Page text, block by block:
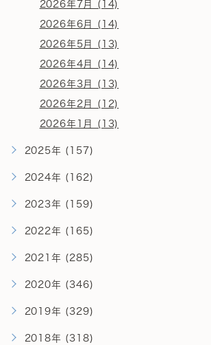
2026年7月 (14)
2026年6月 (14)
2026年5月 (13)
2026年4月 (14)
2026年3月 (13)
2026年2月 (12)
2026年1月 (13)
2025年 (157)
2024年 (162)
2023年 (159)
2022年 (165)
2021年 (285)
2020年 (346)
2019年 (329)
2018年 (318)